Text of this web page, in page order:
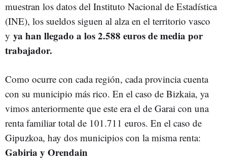
muestran los datos del Instituto Nacional de Estadística
(INE), los sueldos siguen al alza en el territorio vasco
y ya han llegado a los 2.588 euros de media por
trabajador.
Como ocurre con cada región, cada provincia cuenta
con su municipio más rico. En el caso de Bizkaia, ya
vimos anteriormente que este era el de Garai con una
renta familiar total de 101.711 euros. En el caso de
Gipuzkoa, hay dos municipios con la misma renta:
Gabiria y Orendain